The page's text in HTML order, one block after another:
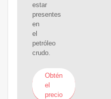
estar
presentes
en
el
petróleo
crudo.
Obtén
el
precio